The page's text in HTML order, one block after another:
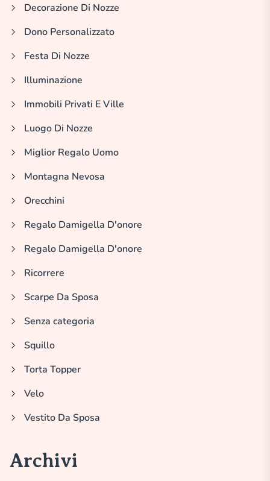
Decorazione Di Nozze
Dono Personalizzato
Festa Di Nozze
Illuminazione
Immobili Privati E Ville
Luogo Di Nozze
Miglior Regalo Uomo
Montagna Nevosa
Orecchini
Regalo Damigella D'onore
Regalo Damigella D'onore
Ricorrere
Scarpe Da Sposa
Senza categoria
Squillo
Torta Topper
Velo
Vestito Da Sposa
Archivi